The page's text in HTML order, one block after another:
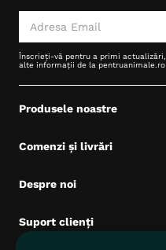
Înscrieți-vă pentru a primi
alte informații de la pentruanimale.ro
Produsele noastre
Comenzi și livrări
Despre noi
Suport clienți